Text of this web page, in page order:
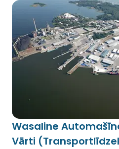
Wasaline
Vārti